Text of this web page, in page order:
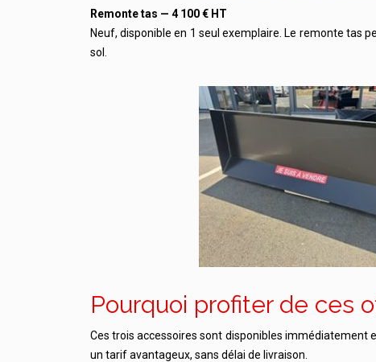
Remonte tas — 4 100 € HT
Neuf, disponible en 1 seul exemplaire. Le remonte tas
sol.
Pourquoi profiter de ces
Ces trois accessoires sont disponibles immédiatement
un tarif avantageux, sans délai de livraison.